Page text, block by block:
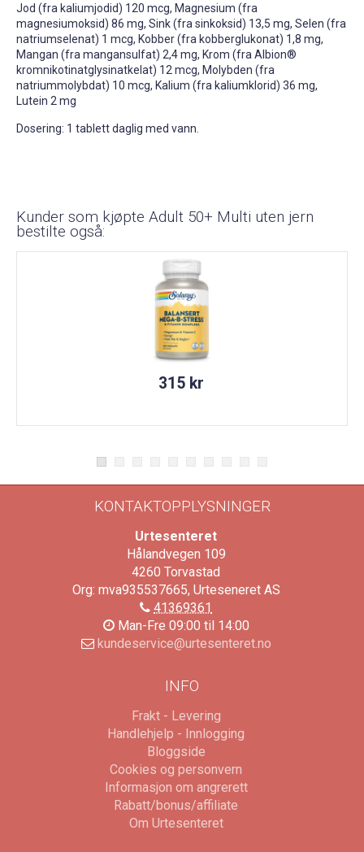
Jod (fra kaliumjodid) 120 mcg, Magnesium (fra
magnesiumoksid) 86 mg, Sink (fra sinkoksid) 13,5 mg, Selen (fra
natriumselenat) 1 mcg, Kobber (fra kobberglukonat) 1,8 mg,
Mangan (fra mangansulfat) 2,4 mg, Krom (fra Albion®
kromnikotinatglysinatkelat) 12 mcg, Molybden (fra
natriummolybdat) 10 mcg, Kalium (fra kaliumklorid) 36 mg,
Lutein 2 mg
Dosering: 1 tablett daglig med vann.
Kunder som kjøpte Adult 50+ Multi uten jern
bestilte også:
315 kr
KONTAKTOPPLYSNINGER
Urtesenteret
Hålandvegen 109
4260 Torvastad
Org: mva935537665, Urteseneret AS
41369361
Man-Fre 09:00 til 14:00
kundeservice@urtesenteret.no
INFO
Frakt - Levering
Handlehjelp - Innlogging
Bloggside
Cookies og personvern
Informasjon om angrerett
Rabatt/bonus/affiliate
Om Urtesenteret